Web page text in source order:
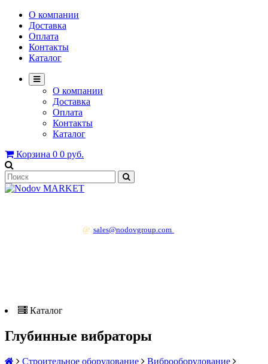
О компании
Доставка
Оплата
Контакты
Каталог
О компании
Доставка
Оплата
Контакты
Каталог
Корзина 0 0 руб.
@ sales@nodovgroup.com
Каталог
Глубинные вибраторы
Строительное оборудование
Виброоборудование